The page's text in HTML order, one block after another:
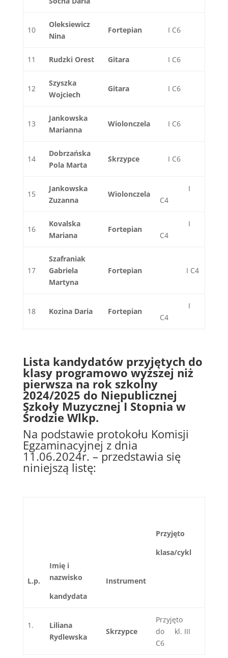
10
Oleksiewicz
Nina
Fortepian I C6
11 Rudzki Orest Gitara I C6
12
Szyszka
Wojciech
Gitara I C6
13
Jankowska
Marianna
Wiolonczela I C6
14
Dobrzańska
Pola Marta
Skrzypce I C6
15
Jankowska
Zuzanna
Wiolonczela
I
C4
16
Kovalska
Mariana
Fortepian
I
C4
17
Szafraniak
Gabriela
Martyna
Fortepian I C4
18 Kozina Daria Fortepian
I
C4
Lista kandydatów przyjętych do
klasy programowo wyższej niż
pierwszana rok szkolny
2024/2025 do Niepublicznej
Szkoły Muzycznej I Stopnia w
Środzie Wlkp.
Na podstawie protokołu Komisji
Egzaminacyjnej z dnia
11.06.2024r. – przedstawia się
niniejszą listę:
L.p.
Imię i
nazwisko
kandydata
Instrument
Przyjęto
klasa/cykl
Liliana
Rydlewska
Skrzypce
Przyjęto
do kl. III
C6